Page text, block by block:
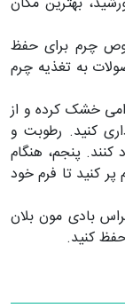
چرم برای حفظ
به تغذیه چرم
خشک کرده و از
کنید. رطوبت و
پنجم، هنگام
پر کنید تا فرم خود
بادی مون بلان
کنید.